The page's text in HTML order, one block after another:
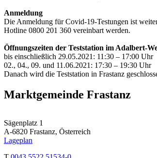
Anmeldung
Die Anmeldung für Covid-19-Testungen ist
Hotline 0800 201 360 vereinbart werden.
Öffnungszeiten der Teststation im Adalbert-
bis einschließlich 29.05.2021: 11:30 – 17:00 Uhr
02., 04., 09. und 11.06.2021: 17:30 – 19:30 Uhr
Danach wird die Teststation in Frastanz
Marktgemeinde Frastanz
Sägenplatz 1
A-6820 Frastanz, Österreich
Lageplan